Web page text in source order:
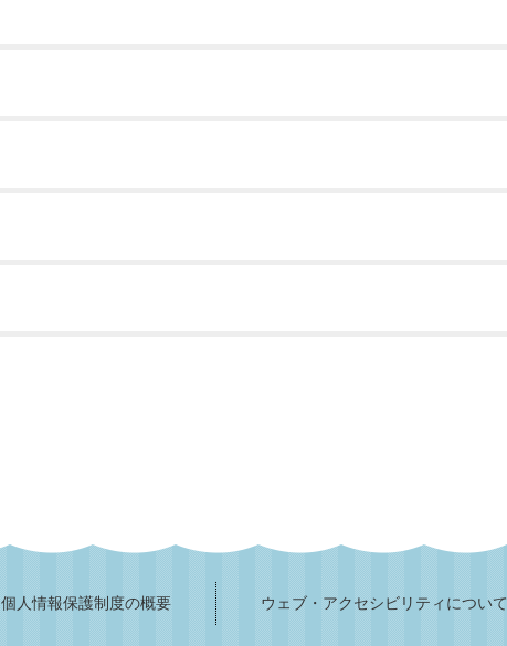
個人情報保護制度の概要 ウェブ・アクセシビリティについて